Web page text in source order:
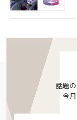
話題
今